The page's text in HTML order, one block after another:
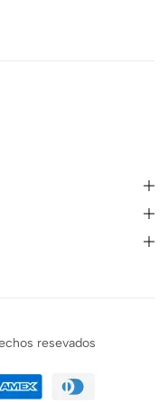
resevados